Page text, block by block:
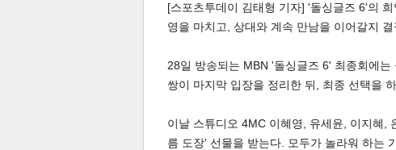
[스포츠투데이 김태형 기자] '돌싱글즈 6'의
영을 마치고, 상대와 계속 만남을 이어갈지
28일 방송되는 MBN '돌싱글즈 6' 최종회에
쌍이 마지막 입장을 정리한 뒤, 최종 선택을
이날 스튜디오 4MC 이혜영, 유세윤, 이지혜,
름 도장' 선물을 받는다. 모두가 놀라워 하는